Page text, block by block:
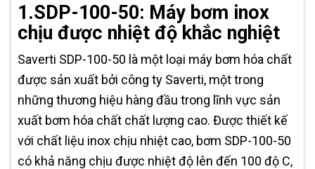
1.SDP-100-50: Máy bơm inox
chịu được nhiệt độ khắc nghiệt
Saverti SDP-100-50 là một loại máy bơm hóa chất
được sản xuất bởi công ty Saverti, một trong
những thương hiệu hàng đầu trong lĩnh vực sản
xuất bơm hóa chất chất lượng cao. Được thiết kế
với chất liệu inox chịu nhiệt cao, bơm SDP-100-50
có khả năng chịu được nhiệt độ lên đến 100 độ C,